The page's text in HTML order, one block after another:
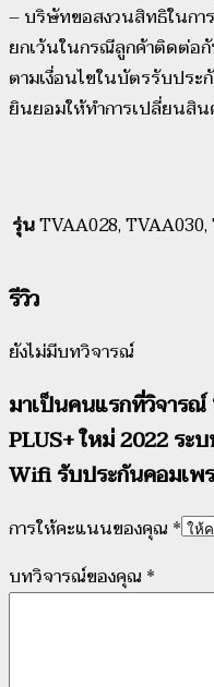
– บริษัทขอสงวนสิทธิในก
ยกเว้นในกรณีลูกค้าติดต่อ
ตามเงื่อนไขในบัตรรับปร
ยินยอมให้ทำการเปลี่ยนสิน
รุ่นTVAA028,
รีวิว
ยังไม่มีบทวิจารณ์
มาเป็นคนแรกที่วิจารณ์
PLUS+ ใหม่ 2022 ระ
Wifi รับประกันคอมเพ
การให้คะแนนของคุณ *
บทวิจารณ์ของคุณ *